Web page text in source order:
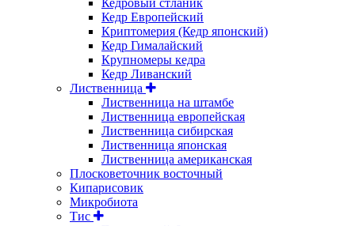
Кедровый стланик
Кедр Европейский
Криптомерия (Кедр японский)
Кедр Гималайский
Крупномеры кедра
Кедр Ливанский
Лиственница
Лиственница на штамбе
Лиственница европейская
Лиственница сибирская
Лиственница японская
Лиственница американская
Плосковеточник восточный
Кипарисовик
Микробиота
Тис